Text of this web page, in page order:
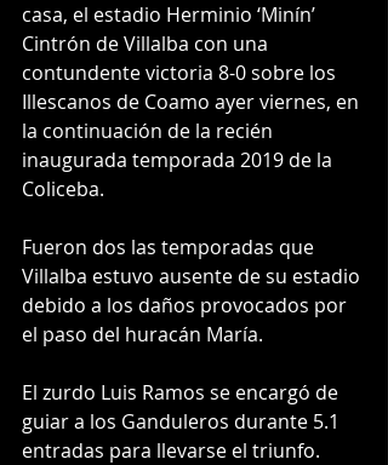
casa, el estadio Herminio ‘Minín’
Cintrón de Villalba con una
contundente victoria 8-0 sobre los
Illescanos de Coamo ayer viernes, en
la continuación de la recién
inaugurada temporada 2019 de la
Coliceba.
Fueron dos las temporadas que
Villalba estuvo ausente de su estadio
debido a los daños provocados por
el paso del huracán María.
El zurdo Luis Ramos se encargó de
guiar a los Ganduleros durante 5.1
entradas para llevarse el triunfo.